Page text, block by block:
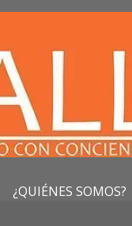
¿QUIÉNES SOMOS?